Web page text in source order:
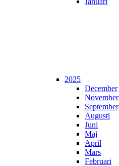
2025
December
November
September
Augusti
Juni
Maj
April
Mars
Februari